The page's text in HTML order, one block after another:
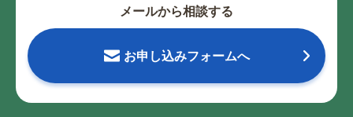
メールから相談する
お申し込みフォームへ